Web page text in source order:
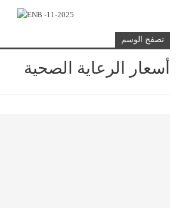
تصفح الوسم
أسعار الرعاية الصحية